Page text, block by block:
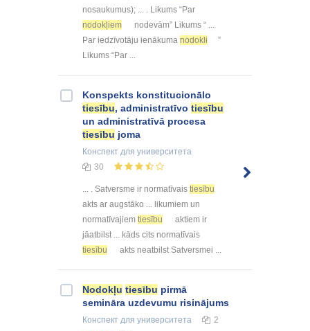
nosaukumus); ... . Likums “Par
nodokļiem
nodevām” Likums “ ...
Par iedzīvotāju ienākuma nodokli
”
Likums “Par ...
Konspekts konstitucionālo
tiesību, administratīvo tiesību
un administratīvā procesa
tiesību joma
Конспект для университета
30
... . Satversme ir normatīvais tiesību
akts ar augstāko ... likumiem un
normatīvajiem tiesību
aktiem ir
jāatbilst ... kāds cits normatīvais
tiesību
akts neatbilst Satversmei ...
Nodokļu tiesību pirmā
semināra uzdevumu risinājums
Конспект для университета 2